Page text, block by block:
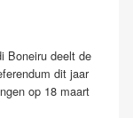
Boneiru deelt de
dit jaar
op 18 maart